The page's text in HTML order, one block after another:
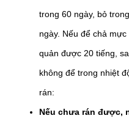
trong 60 ngày, bỏ
ngày. Nếu để chả
quản được 20 tiếng,
không để trong nhiệt
rán:
Nếu chưa rán được,